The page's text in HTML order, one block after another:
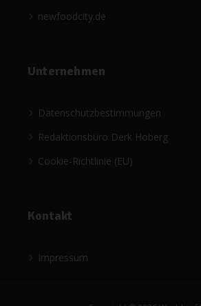
newfoodcity.de
Unternehmen
Datenschutzbestimmungen
Redaktionsbüro Derk Hoberg
Cookie-Richtlinie (EU)
Kontakt
Impressum